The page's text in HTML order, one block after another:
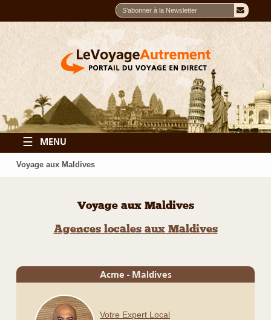
☰ MENU
Voyage aux Maldives
Voyage aux Maldives
Agences locales aux Maldives
Acme - Maldives
Votre Expert Local